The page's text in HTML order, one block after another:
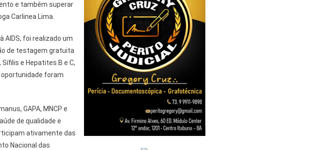
e também superar
Carlinea Lima.
AIDS, foi realizado um
de testagem gratuita
e Hepatites B e C,
foram
GAPA, MNCP e
de qualidade e
ativamente das
Nacional das